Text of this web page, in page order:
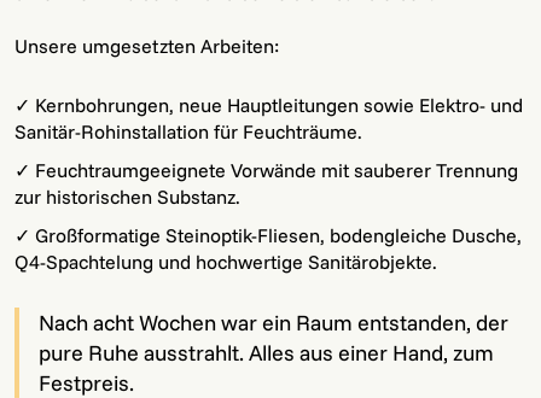
Unsere umgesetzten Arbeiten:
✓ Kernbohrungen, neue Hauptleitungen sowie Elektro- und
Sanitär-Rohinstallation für Feuchträume.
✓ Feuchtraumgeeignete Vorwände mit sauberer Trennung
zur historischen Substanz.
✓ Großformatige Steinoptik-Fliesen, bodengleiche Dusche,
Q4-Spachtelung und hochwertige Sanitärobjekte.
Nach acht Wochen war ein Raum entstanden, der
pure Ruhe ausstrahlt. Alles aus einer Hand, zum
Festpreis.